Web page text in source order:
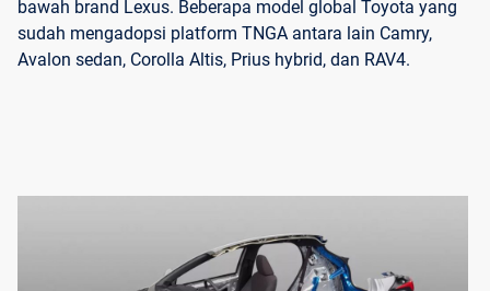
bawah brand Lexus. Beberapa model global Toyota yang
sudah mengadopsi platform TNGA antara lain Camry,
Avalon sedan, Corolla Altis, Prius hybrid, dan RAV4.